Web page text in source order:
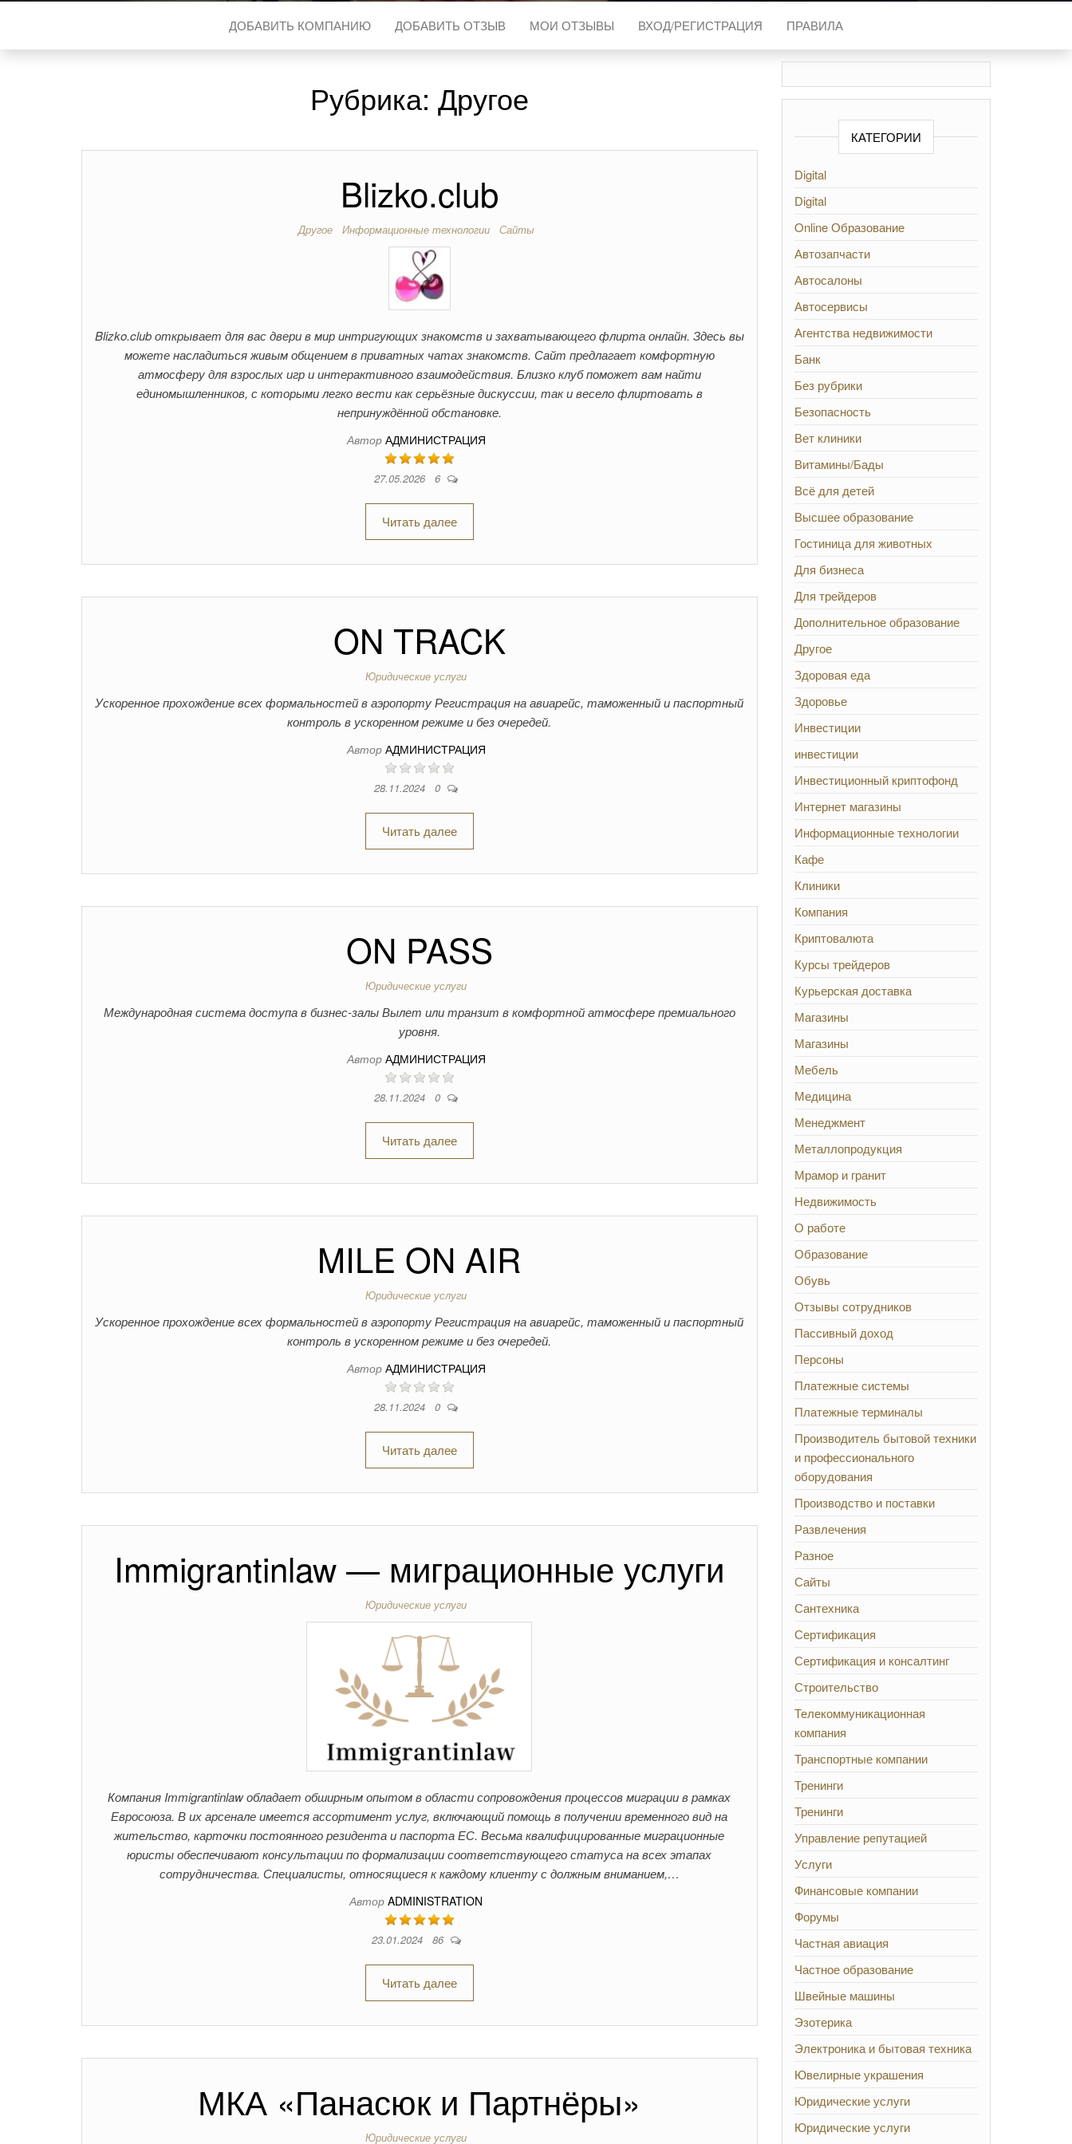
ДОБАВИТЬ КОМПАНИЮ ДОБАВИТЬ ОТЗЫВ МОИ ОТЗЫВЫ ВХОД/РЕГИСТРАЦИЯ ПРАВИЛА
Рубрика: Другое
Blizko.club
Другое Информационные технологии Сайты
Blizko.club открывает для вас двери в мир интригующих знакомств и захватывающего флирта онлайн. Здесь вы
можете насладиться живым общением в приватных чатах знакомств. Сайт предлагает комфортную
атмосферу для взрослых игр и интерактивного взаимодействия. Близко клуб поможет вам найти
единомышленников, с которыми легко вести как серьёзные дискуссии, так и весело флиртовать в
непринуждённой обстановке.
Автор АДМИНИСТРАЦИЯ
27.05.2026 6
Читать далее
ON TRACK
Юридические услуги
Ускоренное прохождение всех формальностей в аэропорту Регистрация на авиарейс, таможенный и паспортный
контроль в ускоренном режиме и без очередей.
Автор АДМИНИСТРАЦИЯ
28.11.2024 0
Читать далее
ON PASS
Юридические услуги
Международная система доступа в бизнес-залы Вылет или транзит в комфортной атмосфере премиального
уровня.
Автор АДМИНИСТРАЦИЯ
28.11.2024 0
Читать далее
MILE ON AIR
Юридические услуги
Ускоренное прохождение всех формальностей в аэропорту Регистрация на авиарейс, таможенный и паспортный
контроль в ускоренном режиме и без очередей.
Автор АДМИНИСТРАЦИЯ
28.11.2024 0
Читать далее
Immigrantinlaw — миграционные услуги
Юридические услуги
Компания Immigrantinlaw обладает обширным опытом в области сопровождения процессов миграции в рамках
Евросоюза. В их арсенале имеется ассортимент услуг, включающий помощь в получении временного вид на
жительство, карточки постоянного резидента и паспорта ЕС. Весьма квалифицированные миграционные
юристы обеспечивают консультации по формализации соответствующего статуса на всех этапах
сотрудничества. Специалисты, относящиеся к каждому клиенту с должным вниманием,…
АвторADMINISTRATION
23.01.2024 86
Читать далее
МКА «Панасюк и Партнёры»
Юридические услуги
КАТЕГОРИИ
Digital
Digital
Online Образование
Автозапчасти
Автосалоны
Автосервисы
Агентства недвижимости
Банк
Без рубрики
Безопасность
Вет клиники
Витамины/Бады
Всё для детей
Высшее образование
Гостиница для животных
Для бизнеса
Для трейдеров
Дополнительное образование
Другое
Здоровая еда
Здоровье
Инвестиции
инвестиции
Инвестиционный криптофонд
Интернет магазины
Информационные технологии
Кафе
Клиники
Компания
Криптовалюта
Курсы трейдеров
Курьерская доставка
Магазины
Магазины
Мебель
Медицина
Менеджмент
Металлопродукция
Мрамор и гранит
Недвижимость
О работе
Образование
Обувь
Отзывы сотрудников
Пассивный доход
Персоны
Платежные системы
Платежные терминалы
Производитель бытовой техники
и профессионального
оборудования
Производство и поставки
Развлечения
Разное
Сайты
Сантехника
Сертификация
Сертификация и консалтинг
Строительство
Телекоммуникационная
компания
Транспортные компании
Тренинги
Тренинги
Управление репутацией
Услуги
Финансовые компании
Форумы
Частная авиация
Частное образование
Швейные машины
Эзотерика
Электроника и бытовая техника
Ювелирные украшения
Юридические услуги
Юридические услуги